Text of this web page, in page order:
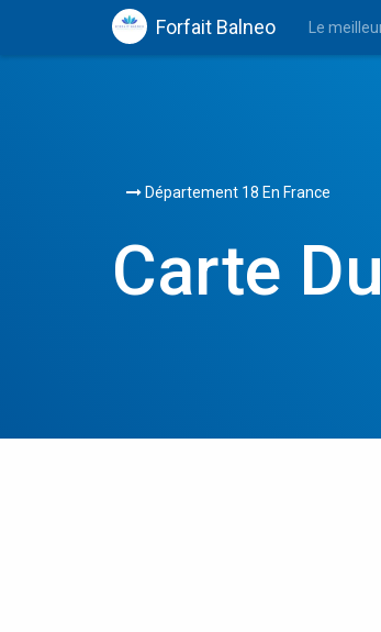
Forfait Balneo Le
Département 18 En France
Carte